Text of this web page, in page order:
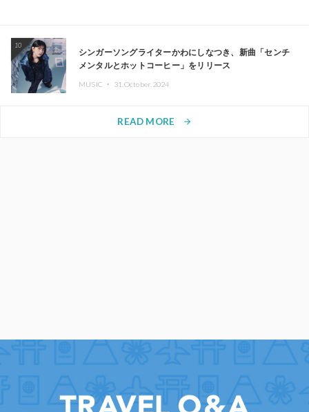
10
シンガーソングライターかわにしなつき、新曲「センチ
メンタルとホットコーヒー」をリリース
MUSIC ・ 31.October.2024
READ MORE arrow_forward